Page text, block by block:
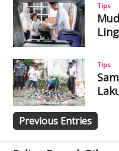
Tips
Tips
Previous Entries